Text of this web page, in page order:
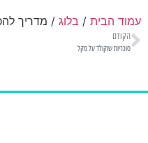
עמוד הבית / בלוג / מדריך
הקודם
סוכריות שוקולד על מקל